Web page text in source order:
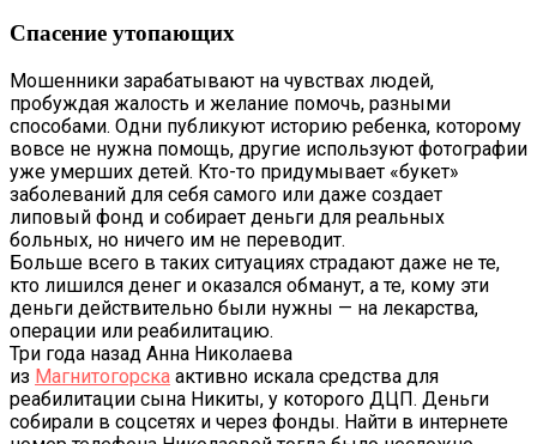
Спасение утопающих
Мошенники зарабатывают на чувствах людей,
пробуждая жалость и желание помочь, разными
способами. Одни публикуют историю ребенка, которому
вовсе не нужна помощь, другие используют фотографии
уже умерших детей. Кто-то придумывает «букет»
заболеваний для себя самого или даже создает
липовый фонд и собирает деньги для реальных
больных, но ничего им не переводит.
Больше всего в таких ситуациях страдают даже не те,
кто лишился денег и оказался обманут, а те, кому эти
деньги действительно были нужны — на лекарства,
операции или реабилитацию.
Три года назад Анна Николаева
из Магнитогорска активно искала средства для
реабилитации сына Никиты, у которого ДЦП. Деньги
собирали в соцсетях и через фонды. Найти в интернете